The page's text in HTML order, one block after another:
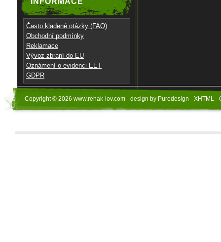
Často kladené otázky (FAQ)
Obchodní podmínky
Reklamace
Vývoz zbraní do EU
Oznámení o evidenci EET
GDPR
Copyright © 2026 www.rehak-lov.com - design by Puredesign - XHTML -